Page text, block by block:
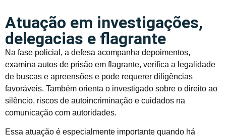
Atuação em investigações,
delegacias e flagrante
Na fase policial, a defesa acompanha depoimentos,
examina autos de prisão em flagrante, verifica a legalidade
de buscas e apreensões e pode requerer diligências
favoráveis. Também orienta o investigado sobre o direito ao
silêncio, riscos de autoincriminação e cuidados na
comunicação com autoridades.
Essa atuação é especialmente importante quando há